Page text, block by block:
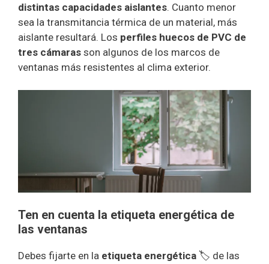
distintas capacidades aislantes. Cuanto menor
sea la transmitancia térmica de un material, más
aislante resultará. Los perfiles huecos de PVC de
tres cámaras son algunos de los marcos de
ventanas más resistentes al clima exterior.
Ten en cuenta la etiqueta energética de
las ventanas
Debes fijarte en la etiqueta energética 🏷️ de las